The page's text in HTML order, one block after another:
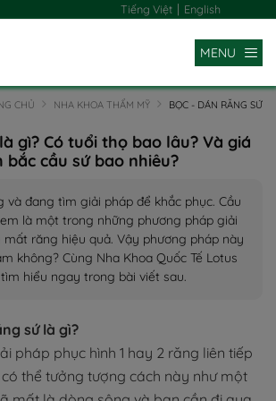
Tiếng Việt | English
MENU
CHỦ NHA KHOA THẨM MỸ BỌC - DÁN RĂNG SỨ
gì? Có tuổi thọ bao lâu? Và giá
bắc cầu sứ bao nhiêu?
và đang tìm giải pháp để khắc phục. Cầu
là một trong những phương pháp giải
răng hiệu quả. Vậy phương pháp này
không? Cùng Nha Khoa Quốc Tế Lotus
hiểu ngay trong bài viết sau.
sứ là gì?
pháp phục hình 1 hay 2 răng liên tiếp
có thể tưởng tượng cách này như một